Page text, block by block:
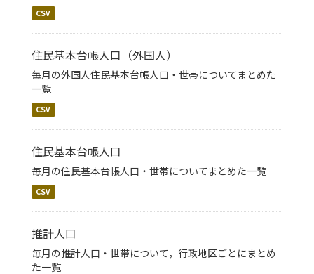
CSV
住民基本台帳人口（外国人）
毎月の外国人住民基本台帳人口・世帯についてまとめた
一覧
CSV
住民基本台帳人口
毎月の住民基本台帳人口・世帯についてまとめた一覧
CSV
推計人口
毎月の推計人口・世帯について，行政地区ごとにまとめ
た一覧